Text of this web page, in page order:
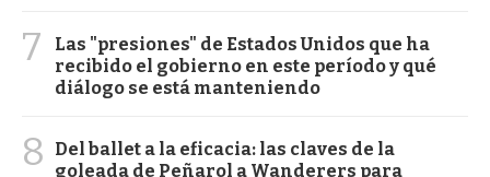
7
Las "presiones" de Estados Unidos que ha
recibido el gobierno en este período y qué
diálogo se está manteniendo
8
Del ballet a la eficacia: las claves de la
goleada de Peñarol a Wanderers para